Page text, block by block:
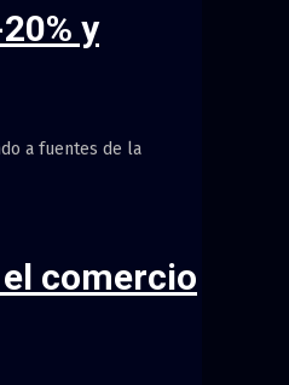
y
a fuentes de la
comercio